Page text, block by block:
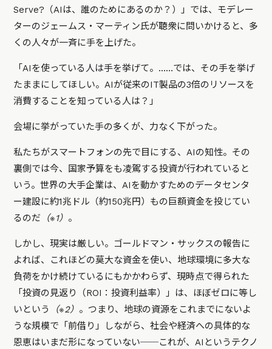
Serve?（AIは、誰のためにあるのか？）」では、モデレー
ターのジェームス・マーティン氏が聴衆に問いかけると、多
くの人々が一斉に手を上げた。
「AIを使っている人は手を挙げて。……では、その手を挙げ
たままにしてほしい。AIが従来のIT製品の3倍のリソースを
消費することを知っている人は？」
会場に挙がっていた手の多くが、力なく下がった。
私たちがスマートフォンの先で目にする、AIの知性。その
裏側では今、国家予算をも凌駕する投資が行われていると
いう。世界の大手企業は、AIを動かすためのデータセンタ
ー建設に約1兆ドル（約150兆円）もの巨額資金を投じてい
るのだ （※1） 。
しかし、現実は厳しい。ゴールドマン・サックスの報告に
よれば、これほどの莫大な資金を使い、地球環境に多大な
負荷をかけ続けているにもかかわらず、現時点で得られた
「投資の見返り（ROI：投資利益率）」は、ほぼゼロに等し
いという
（※2） 。つまり、地球の資源をこれまでにないよ
うな規模で「前借り」しながら、社会や経済への具体的な
恩恵はいまだ形になっていない──これが、AIというテクノ